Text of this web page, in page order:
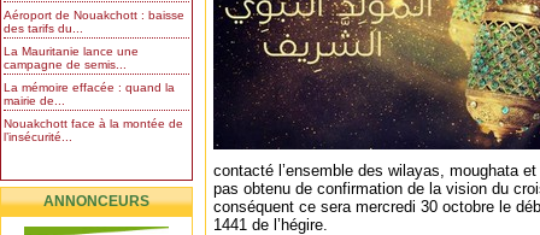
Aéroport de Nouakchott : baisse
des tarifs du...
La Mauritanie lance une
campagne de semis...
La mémoire effacée : quand la
mairie de...
Nouakchott face à la montée de
l’insécurité...
ANNONCEURS
contacté l’ensemble des wilayas, moughata
pas obtenu de confirmation de la vision du
conséquent ce sera mercredi 30 octobre le
1441 de l’hégire.